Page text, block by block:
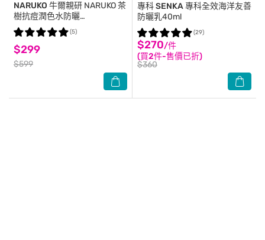
NARUKO 牛爾親研 NARUKO 茶
樹抗痘潤色水防曬
SPF50+****30ml(海洋友善)
$299
$599
(5)
專科 SENKA專科全效海洋友善
防曬乳40ml
$270/件
(買2件-售價已折)
$360
(29)